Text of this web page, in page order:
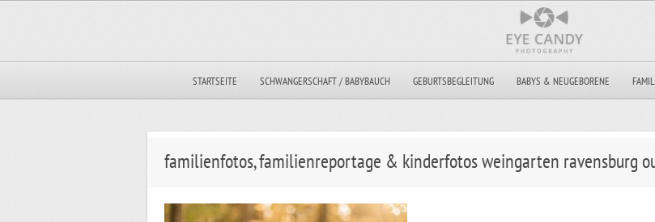
STARTSEITE SCHWANGERSCHAFT / BABYBAUCH GEBURTSBEGLEITUNG BABYS & NEUGEBORENE
familienfotos, familienreportage & kinderfotos weingarten ravensburg